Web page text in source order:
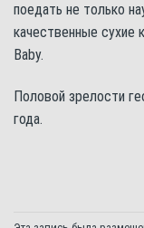
поедать не только
качественные сухие
Baby.
Половой зрелости
года.